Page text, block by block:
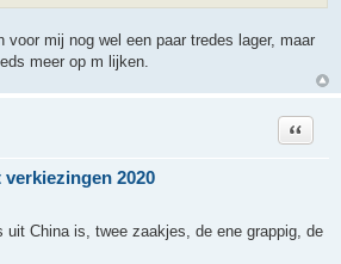
voor mij nog wel een paar tredes lager, maar
meer op m lijken.
2020
Citeer
uit China is, twee zaakjes, de ene grappig, de